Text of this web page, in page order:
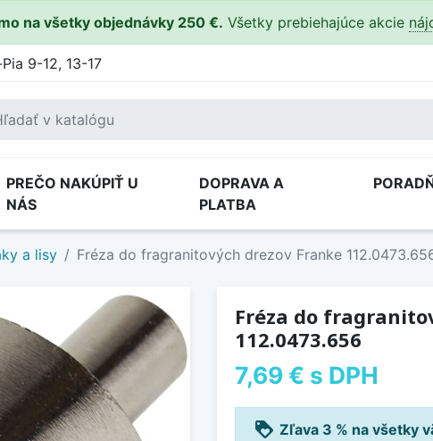
na všetky objednávky 250 €. Všetky prebiehajúce akcie
9-12, 13-17
PREČO NAKÚPIŤ U
NÁS
DOPRAVA A
PLATBA
a lisy Fréza do fragranitových drezov Franke
Fréza do
112.0473.656
7,69 € s DPH
loyalty Zľava 3 % na všetky